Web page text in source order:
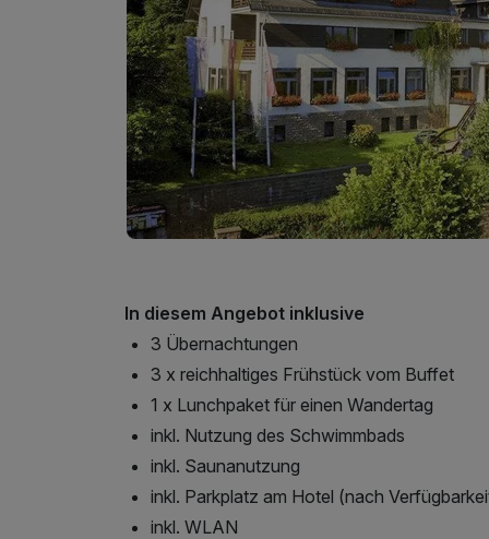
In diesem Angebot inklusive
3 Übernachtungen
3 x reichhaltiges Frühstück vom Buffet
1 x Lunchpaket für einen Wandertag
inkl. Nutzung des Schwimmbads
inkl. Saunanutzung
inkl. Parkplatz am Hotel (nach
inkl. WLAN